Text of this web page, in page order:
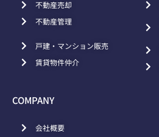
不動産売却
不動産管理
戸建・マンション販売
賃貸物件仲介
COMPANY
会社概要